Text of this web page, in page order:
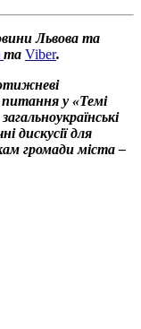
Львова та
та Viber.
питання у «Темі
дискусії для
громади міста –